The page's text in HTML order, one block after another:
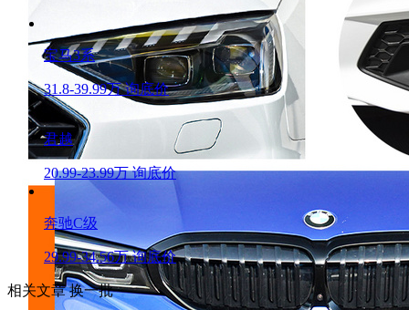
宝马3系
31.8-39.99万 询底价
君越
20.99-23.99万 询底价
奔驰C级
29.99-34.56万 询底价
相关文章换一批